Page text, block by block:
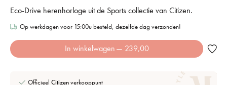
Eco-Drive herenhorloge uit de Sports collectie van Citizen.
Op werkdagen voor 15:00u besteld, dezelfde dag verzonden!
In winkelwagen — 239,00
Officieel Citizenverkooppunt